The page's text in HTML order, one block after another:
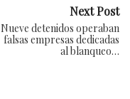
Next Post
Nueve detenidos operaban
falsas empresas dedicadas
al blanqueo…